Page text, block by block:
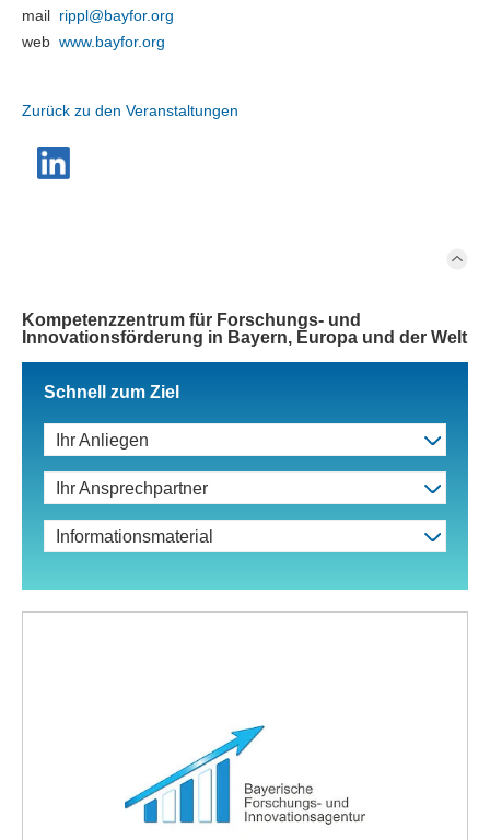
mail rippl@bayfor.org
web www.bayfor.org
Zurück zu den Veranstaltungen
Kompetenzzentrum für Forschungs- und
Innovationsförderung in Bayern, Europa und der Welt
Schnell zum Ziel
Ihr Anliegen
Ihr Ansprechpartner
Informationsmaterial